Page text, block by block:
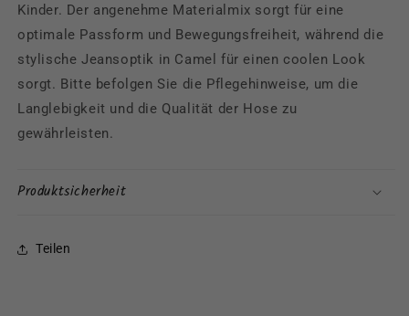
Kinder. Der angenehme Materialmix sorgt für eine
optimale Passform und Bewegungsfreiheit, während die
stylische Jeansoptik in Camel für einen coolen Look
sorgt. Bitte befolgen Sie die Pflegehinweise, um die
Langlebigkeit und die Qualität der Hose zu
gewährleisten.
Produktsicherheit
Teilen